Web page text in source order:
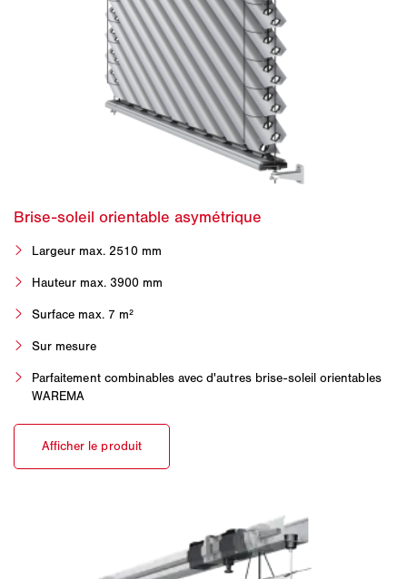
Largeur max. 2510 mm
Hauteur max. 3900 mm
Surface max. 7 m²
Sur mesure
Parfaitement combinables avec d'autres brise-soleil orientables
WAREMA